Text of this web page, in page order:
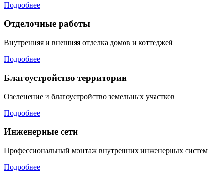
Подробнее
Отделочные работы
Внутренняя и внешняя отделка домов и коттеджей
Подробнее
Благоустройство территории
Озеленение и благоустройство земельных участков
Подробнее
Инженерные сети
Профессиональный монтаж внутренних инженерных систем
Подробнее